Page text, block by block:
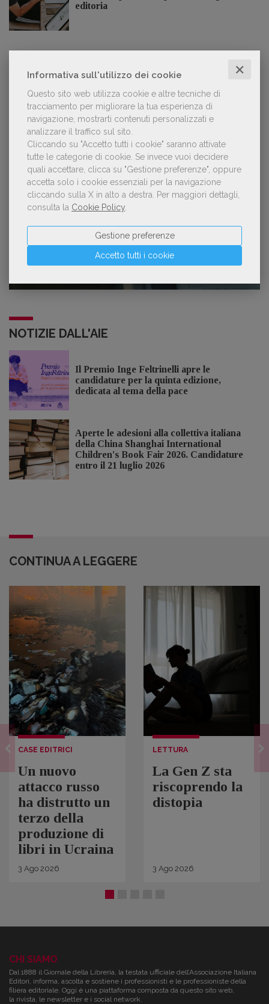
Informativa sull'utilizzo dei cookie ✕
Questo sito web utilizza cookie e altre tecniche di
tracciamento per migliorare la tua esperienza di
navigazione, mostrarti contenuti personalizzati e
analizzare il traffico sul sito.
Cliccando su "Accetto tutti i cookie" saranno attivate
tutte le categorie di cookie. Se invece vuoi decidere
quali accettare, clicca su "Gestione preferenze", oppure
accetta solo i cookie essenziali per la navigazione
cliccando sulla X in alto a destra.
Per maggiori dettagli,
consulta la Cookie Policy
Accetto tutti i cookie
Gestione preferenze
editoria
LE PIÙ LETTE
Forse è il momento di cambiare prospettiva
sull’intelligenza artificiale
Spammy, Low-quality, Over-Produced: cosa
sono gli «slop», libri scritti con l'IA che
inquinano la narrativa di genere
Kobo ha rifiutato il 45% dei testi ricevuti per
sospetto utilizzo dell’IA
NOTIZIE DALL'AIE
Il Premio Inge Feltrinelli apre le
candidature per la quinta edizione,
dedicata al tema della pace
Aperte le adesioni alla collettiva italiana
della China Shanghai International
Children's Book Fair 2026. Candidature
entro il 21 luglio 2026
CONTINUA A LEGGERE
CASE EDITRICI
Un nuovo
attacco russo
ha distrutto un
terzo della
produzione di
libri in Ucraina
3 Ago 2026
LETTURA
La Gen Z sta
riscoprendo la
distopia
3 Ago 2026
CHI SIAMO
Dal 1888 il Giornale della Libreria, la testata ufficiale dell’Associazione Italiana
Editori, informa, ascolta e sostiene i professionisti e le professioniste della
filiera editoriale. Oggi è una piattaforma composta da questo sito web,
la rivista, le newsletter e i social network.